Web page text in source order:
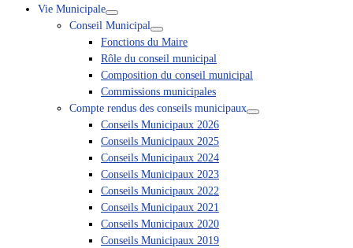
Vie Municipale
Conseil Municipal
Fonctions du Maire
Rôle du conseil municipal
Composition du conseil municipal
Commissions municipales
Compte rendus des conseils municipaux
Conseils Municipaux 2026
Conseils Municipaux 2025
Conseils Municipaux 2024
Conseils Municipaux 2023
Conseils Municipaux 2022
Conseils Municipaux 2021
Conseils Municipaux 2020
Conseils Municipaux 2019